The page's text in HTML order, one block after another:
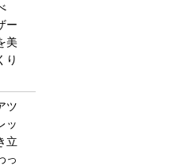
ー
美
り
ツ
ッ
立
っ